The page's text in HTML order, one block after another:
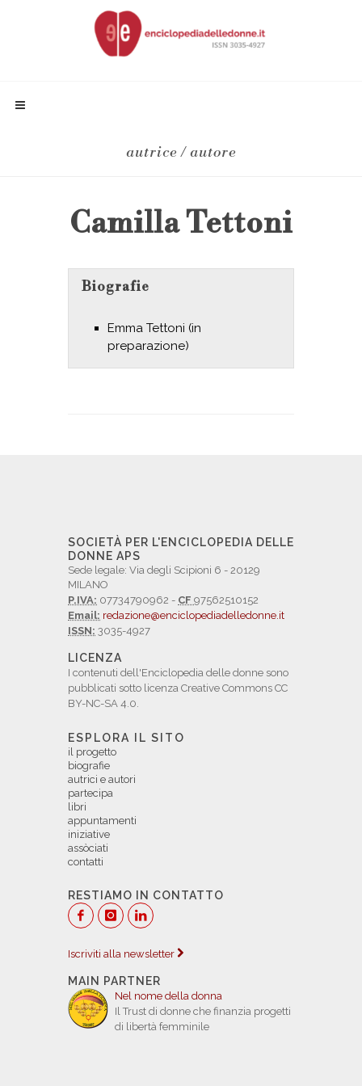
autrice / autore
Camilla Tettoni
Biografie
Emma Tettoni (in
preparazione)
SOCIETÀ PER L'ENCICLOPEDIA DELLE
DONNE APS
Sede legale: Via degli Scipioni 6 - 20129
MILANO
P.IVA: 07734790962 - CF 97562510152
Email: redazione@enciclopediadelledonne.it
ISSN: 3035-4927
LICENZA
I contenuti dell'Enciclopedia delle donne sono
pubblicati sotto licenza Creative Commons CC
BY-NC-SA 4.0.
ESPLORA IL SITO
il progetto
biografie
autrici e autori
partecipa
libri
appuntamenti
iniziative
assòciati
contatti
RESTIAMO IN CONTATTO
Iscriviti alla newsletter
MAIN PARTNER
Nel nome della donna
Il Trust di donne che finanzia progetti
di libertà femminile